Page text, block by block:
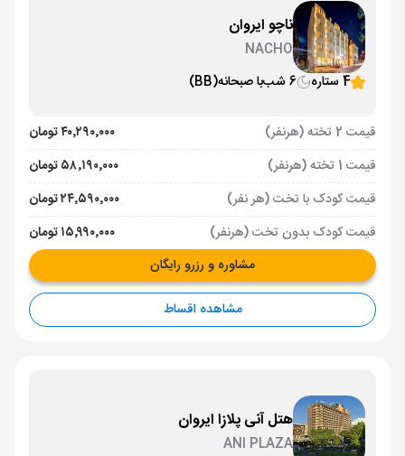
ناچو ایروان
NACHO
4 ستاره
6 شب با صبحانه(BB)
قیمت 2 تخته (هرنفر)
۴۰٬۲۹۰٬۰۰۰ تومان
قیمت 1 تخته (هرنفر)
۵۸٬۱۹۰٬۰۰۰ تومان
قیمت کودک با تخت (هر نفر)
۲۴٬۵۹۰٬۰۰۰ تومان
قیمت کودک بدون تخت (هرنفر)
۱۵٬۹۹۰٬۰۰۰ تومان
مشاوره و رزرو رایگان
مشاهده اقساط
هتل آنی پلازا ایروان
ANI PLAZA